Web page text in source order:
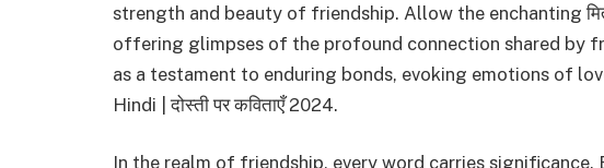
strength and beauty of friendship. Allow the enchanting
offering glimpses of the profound connection shared by
as a testament to enduring bonds, evoking emotions of
Hindi | दोस्ती पर कविताएँ 2024.
In the realm of friendship, every word carries